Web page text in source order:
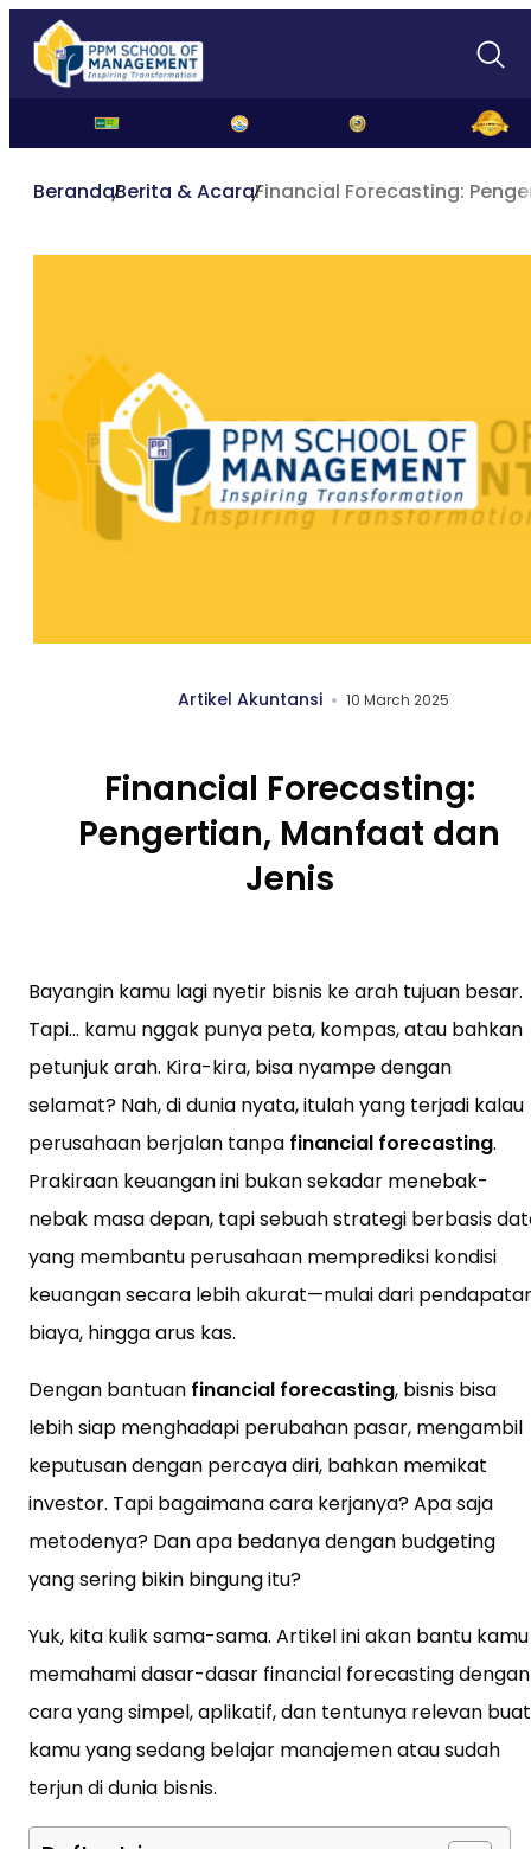
BerandaBerita & AcaraFinancial Forecasting:
Artikel Akuntansi 10 March 2025
Financial Forecasting:
Pengertian, Manfaat dan
Jenis
Bayangin kamu lagi nyetir bisnis ke arah tujuan besar.
Tapi… kamu nggak punya peta, kompas, atau bahkan
petunjuk arah. Kira-kira, bisa nyampe dengan
selamat? Nah, di dunia nyata, itulah yang terjadi kalau
perusahaan berjalan tanpa financial forecasting.
Prakiraan keuangan ini bukan sekadar menebak-
nebak masa depan, tapi sebuah strategi berbasis
yang membantu perusahaan memprediksi kondisi
keuangan secara lebih akurat—mulai dari
biaya, hingga arus kas.
Dengan bantuan financial forecasting, bisnis bisa
lebih siap menghadapi perubahan pasar, mengambil
keputusan dengan percaya diri, bahkan memikat
investor. Tapi bagaimana cara kerjanya? Apa saja
metodenya? Dan apa bedanya dengan budgeting
yang sering bikin bingung itu?
Yuk, kita kulik sama-sama. Artikel ini akan bantu kamu
memahami dasar-dasar financial forecasting dengan
cara yang simpel, aplikatif, dan tentunya relevan buat
kamu yang sedang belajar manajemen atau sudah
terjun di dunia bisnis.